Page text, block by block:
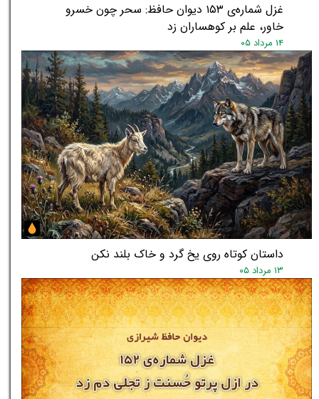
★
غزل شماره‌ی ۱۵۳ دیوان حافظ: سحر چون خسرو
خاور، علم بر کوهساران زد
۱۴ مرداد ۰۵
داستان کوتاه روی یخ گرد و خاک بلند نکن
۱۳ مرداد ۰۵